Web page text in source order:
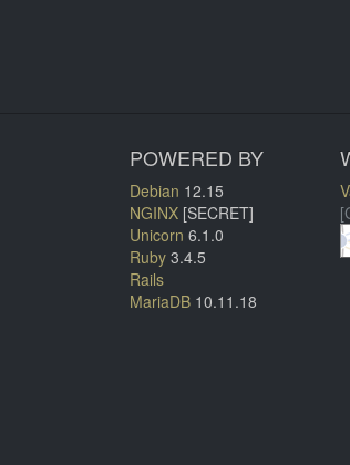
POWERED BY
Debian 12.15
NGINX [SECRET]
Unicorn 6.1.0
Ruby 3.4.5
Rails
MariaDB 10.11.18